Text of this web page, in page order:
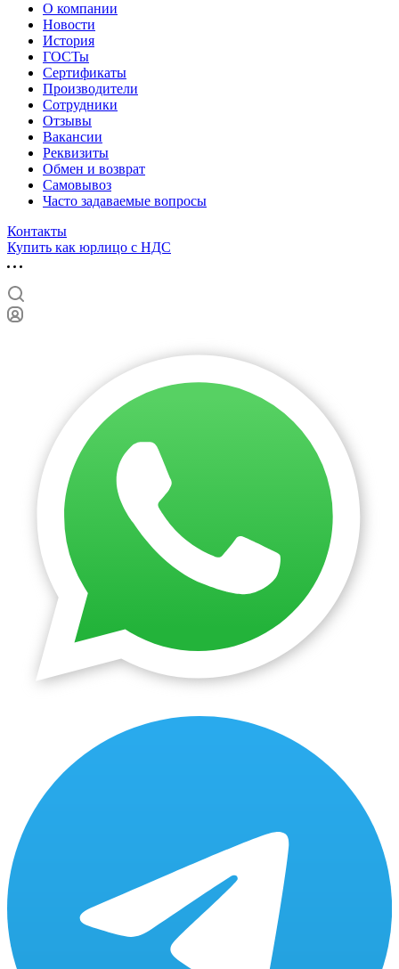
О компании
Новости
История
ГОСТы
Сертификаты
Производители
Сотрудники
Отзывы
Вакансии
Реквизиты
Обмен и возврат
Самовывоз
Часто задаваемые вопросы
Контакты
Купить как юрлицо с НДС